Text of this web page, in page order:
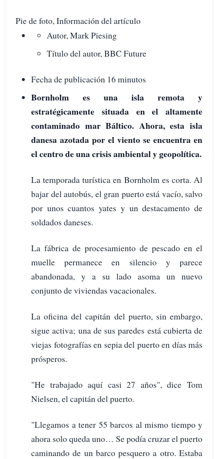
Pie de foto, Información del artículo
Autor, Mark Piesing
Título del autor, BBC Future
Fecha de publicación 16 minutos
Bornholm es una isla remota y
estratégicamente situada en el altamente
contaminado mar Báltico. Ahora, esta isla
danesa azotada por el viento se encuentra en
el centro de una crisis ambiental y geopolítica.
La temporada turística en Bornholm es corta. Al
bajar del autobús, el gran puerto está vacío, salvo
por unos cuantos yates y un destacamento de
soldados daneses.
La fábrica de procesamiento de pescado en el
muelle permanece en silencio y parece
abandonada, y a su lado asoma un nuevo
conjunto de viviendas vacacionales.
La oficina del capitán del puerto, sin embargo,
sigue activa; una de sus paredes está cubierta de
viejas fotografías en sepia del puerto en días más
prósperos.
"He trabajado aquí casi 27 años", dice Tom
Nielsen, el capitán del puerto.
"Llegamos a tener 55 barcos al mismo tiempo y
ahora solo queda uno… Se podía cruzar el puerto
caminando de un barco pesquero a otro. Estaba